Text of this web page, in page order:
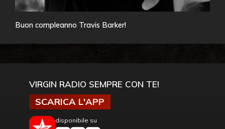
Buon compleanno Travis Barker!
VIRGIN RADIO SEMPRE CON TE!
SCARICA L'APP
disponibile su